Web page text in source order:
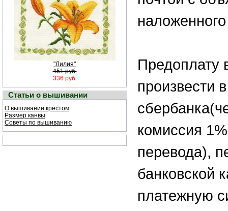
"Лилия"
451 руб.
336 руб.
Статьи о вышивании
О вышивании крестом
Размер канвы
Советы по вышиванию
Предоплату
произвести
комиссия
перевода),
банковской
платежную